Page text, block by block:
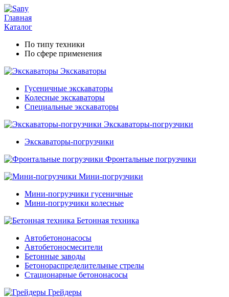
Главная
Каталог
По типу техники
По сфере применения
Экскаваторы
Гусеничные экскаваторы
Колесные экскаваторы
Специальные экскаваторы
Экскаваторы-погрузчики
Экскаваторы-погрузчики
Фронтальные погрузчики
Мини-погрузчики
Мини-погрузчики гусеничные
Мини-погрузчики колесные
Бетонная техника
Автобетононасосы
Автобетоносмесители
Бетонные заводы
Бетонораспределительные стрелы
Стационарные бетононасосы
Грейдеры